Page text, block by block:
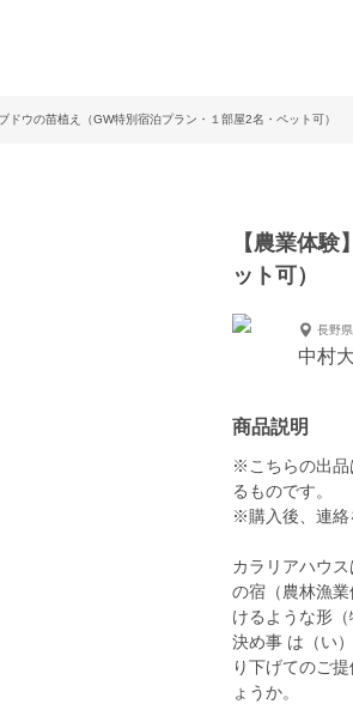
ドウの苗植え（GW特別宿泊プラン・１部屋2名・ペット可）
【農業体
ット可）
長野
中村
商品説明
※こちらの出品
るものです。
※購入後、連絡
カラリアハウ
の宿（農林漁
けるような形（
決め事 は（い
り下げてのご
ょうか。